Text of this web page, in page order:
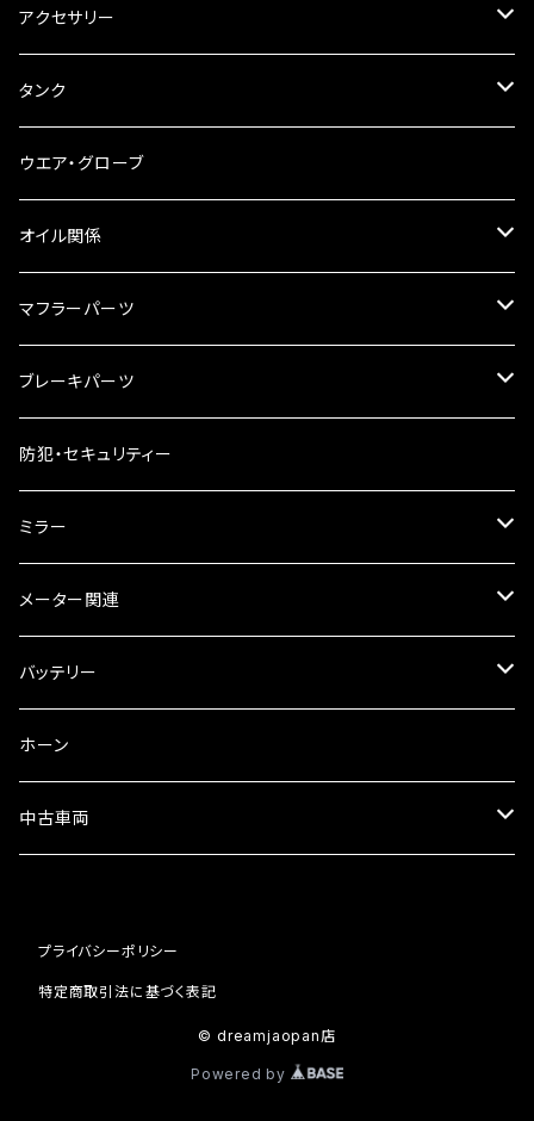
ステアリングダンパー
ブレーキ・クラッチレバー
スマホホルダー
ツールバッグ
サイドバッグ
サイドバッグサポート
リアBOX
ハードケース
アクセサリー
USB電源
電装系
タンク
タンク本体
タンクキャップ
タンクシール
ケミカル
ウエア・グローブ
オイル関係
4スト用エンジンオイル
2スト用エンジンオイル
ギアオイル
オイルクーラー
ラジエーター
フォークオイル
マフラーパーツ
マフラーガード
バンテージタイプ
スリップオン
サイレンサー
ブレーキパーツ
ブレーキシュー
ブレーキパット
ブレーキオイル
その他
防犯・セキュリティー
ミラー
ミラー本体
ミラーアダプター
ミラーその他
メーター関連
スピードメーター
タコメーター
セット
バッテリー
バッテリー充電器
ホーン
中古車両
ホンダ
プライバシーポリシー
特定商取引法に基づく表記
© dreamjaopan店
Powered by